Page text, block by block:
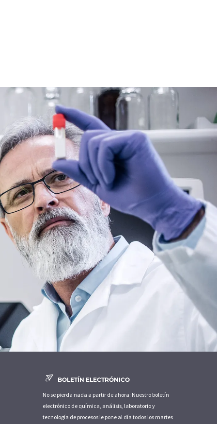
BOLETÍN ELECTRÓNICO
No se pierda nada a partir de ahora: Nuestro boletín
electrónico de química, análisis, laboratorio y
tecnología de procesos le pone al día todos los martes